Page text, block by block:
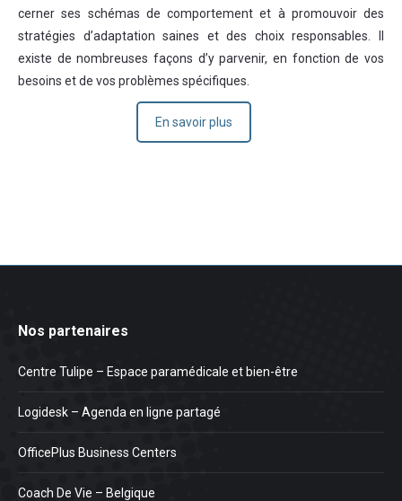
cerner ses schémas de comportement et à promouvoir des
stratégies d’adaptation saines et des choix responsables. Il
existe de nombreuses façons d’y parvenir, en fonction de vos
besoins et de vos problèmes spécifiques.
En savoir plus
Nos partenaires
Centre Tulipe – Espace paramédicale et bien-être
Logidesk – Agenda en ligne partagé
OfficePlus Business Centers
Coach De Vie – Belgique